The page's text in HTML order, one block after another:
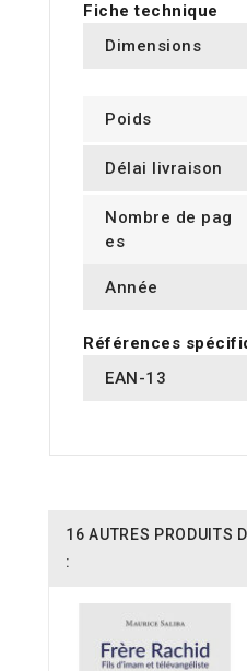
Fiche technique
Dimensions
Poids
Délai livraison
Nombre de pag
es
Année
Références
EAN-13
16 AUTRES PRODUITS
: